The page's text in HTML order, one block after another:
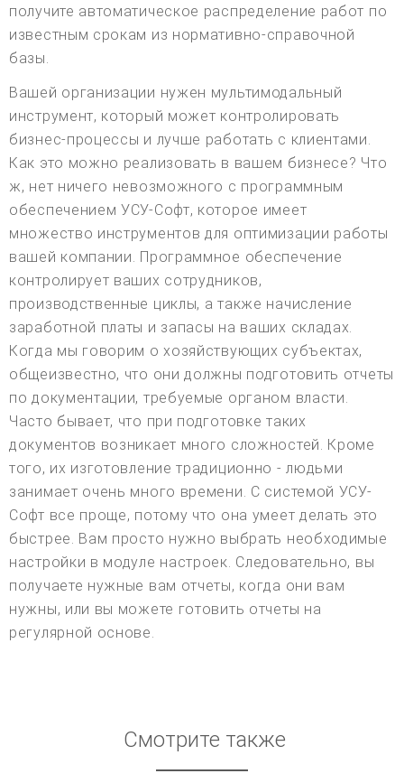
получите автоматическое распределение работ по
известным срокам из нормативно-справочной
базы.
Вашей организации нужен мультимодальный
инструмент, который может контролировать
бизнес-процессы и лучше работать с клиентами.
Как это можно реализовать в вашем бизнесе? Что
ж, нет ничего невозможного с программным
обеспечением УСУ-Софт, которое имеет
множество инструментов для оптимизации работы
вашей компании. Программное обеспечение
контролирует ваших сотрудников,
производственные циклы, а также начисление
заработной платы и запасы на ваших складах.
Когда мы говорим о хозяйствующих субъектах,
общеизвестно, что они должны подготовить отчеты
по документации, требуемые органом власти.
Часто бывает, что при подготовке таких
документов возникает много сложностей. Кроме
того, их изготовление традиционно - людьми
занимает очень много времени. С системой УСУ-
Софт все проще, потому что она умеет делать это
быстрее. Вам просто нужно выбрать необходимые
настройки в модуле настроек. Следовательно, вы
получаете нужные вам отчеты, когда они вам
нужны, или вы можете готовить отчеты на
регулярной основе.
Смотрите также